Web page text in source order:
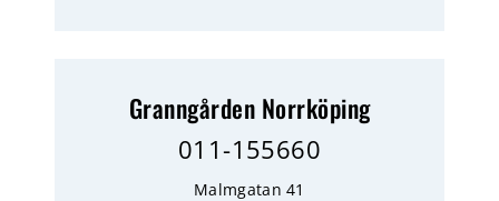
Granngården Norrköping
011-155660
Malmgatan 41